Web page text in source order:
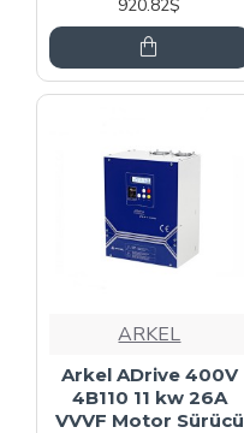
920.82$
ARKEL
Arkel ADrive 400V
4B110 11 kw 26A
VVVF Motor Sürücü